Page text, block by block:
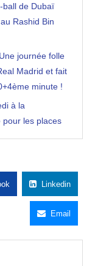
ball de Dubaï
Rashid Bin
journée folle
Madrid et fait
minute !
à la
pour les places
Linkedin
Email